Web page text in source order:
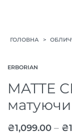
ГОЛОВНА >
ERBORIAN
MATTE
₴1,099.00 – ₴